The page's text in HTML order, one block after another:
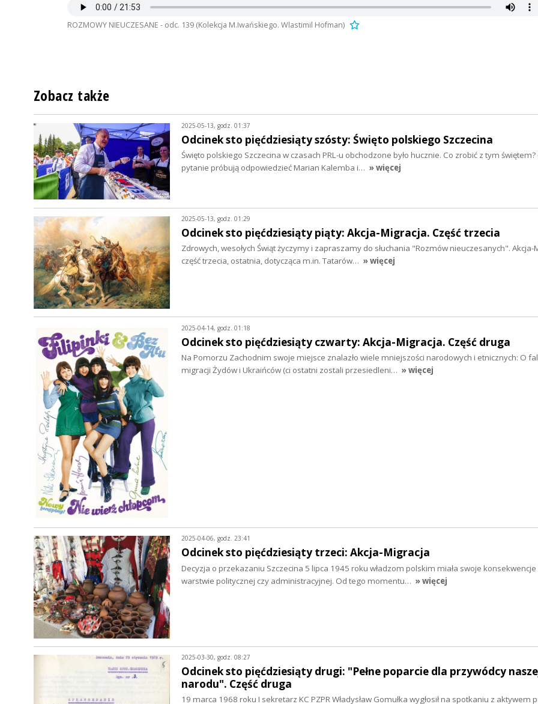
ROZMOWY NIEUCZESANE - odc. 139 (Kolekcja M.Iwańskiego. Wlastimil Hofman)
Zobacz także
2025-05-13, godz. 01:37
Odcinek sto pięćdziesiąty szósty: Święto polskiego Szczecina
Święto polskiego Szczecina w czasach PRL-u obchodzone było hucznie. Co zrobić z tym świętem?
pytanie próbują odpowiedzieć Marian Kalemba i… » więcej
2025-05-13, godz. 01:29
Odcinek sto pięćdziesiąty piąty: Akcja-Migracja. Część trzecia
Zdrowych, wesołych Świąt życzymy i zapraszamy do słuchania "Rozmów nieuczesanych". Akcja-
część trzecia, ostatnia, dotycząca m.in. Tatarów… » więcej
2025-04-14, godz. 01:18
Odcinek sto pięćdziesiąty czwarty: Akcja-Migracja. Część druga
Na Pomorzu Zachodnim swoje miejsce znalazło wiele mniejszości narodowych i etnicznych: O
migracji Żydów i Ukraińców (ci ostatni zostali przesiedleni… » więcej
2025-04-06, godz. 23:41
Odcinek sto pięćdziesiąty trzeci: Akcja-Migracja
Decyzja o przekazaniu Szczecina 5 lipca 1945 roku władzom polskim miała swoje
warstwie politycznej czy administracyjnej. Od tego momentu… » więcej
2025-03-30, godz. 08:27
Odcinek sto pięćdziesiąty drugi: "Pełne poparcie dla przywódcy
narodu". Część druga
19 marca 1968 roku I sekretarz KC PZPR Władysław Gomułka wygłosił na spotkaniu z aktywem